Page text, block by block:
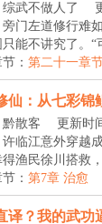
武不做人了
门左道修行难
只能不讲究了。
： 第二十一章
仙：从七彩锦
散客
更新时
临江意外穿越
渔民徐川搭救
： 第7章 治愈
译？我的武功